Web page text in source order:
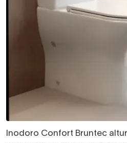
Inodoro Confort Bruntec